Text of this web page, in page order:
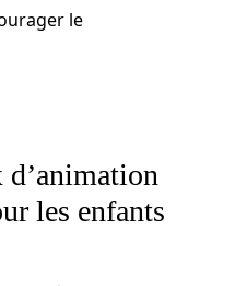
le
les enfants